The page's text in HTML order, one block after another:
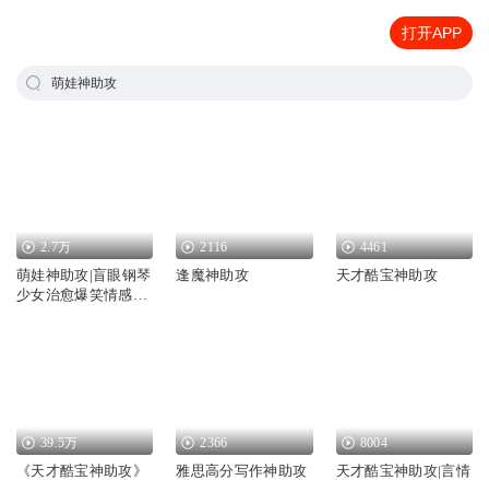
打开APP
萌娃神助攻
2.7万
萌娃神助攻|盲眼钢琴
少女治愈爆笑情感共
2116
逢魔神助攻
4461
天才酷宝神助攻
39.5万
《天才酷宝神助攻》
2366
雅思高分写作神助攻
8004
天才酷宝神助攻|言情